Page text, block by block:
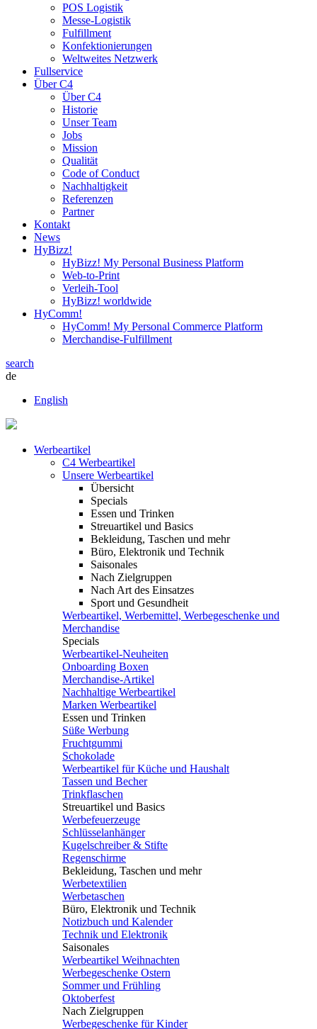
POS Logistik
Messe-Logistik
Fulfillment
Konfektionierungen
Weltweites Netzwerk
Fullservice
Über C4
Über C4
Historie
Unser Team
Jobs
Mission
Qualität
Code of Conduct
Nachhaltigkeit
Referenzen
Partner
Kontakt
News
HyBizz!
HyBizz! My Personal Business Platform
Web-to-Print
Verleih-Tool
HyBizz! worldwide
HyComm!
HyComm! My Personal Commerce Platform
Merchandise-Fulfillment
search
de
English
Werbeartikel
C4 Werbeartikel
Unsere Werbeartikel
Übersicht
Specials
Essen und Trinken
Streuartikel und Basics
Bekleidung, Taschen und mehr
Büro, Elektronik und Technik
Saisonales
Nach Zielgruppen
Nach Art des Einsatzes
Sport und Gesundheit
Werbeartikel, Werbemittel, Werbegeschenke und
Merchandise
Specials
Werbeartikel-Neuheiten
Onboarding Boxen
Merchandise-Artikel
Nachhaltige Werbeartikel
Marken Werbeartikel
Essen und Trinken
Süße Werbung
Fruchtgummi
Schokolade
Werbeartikel für Küche und Haushalt
Tassen und Becher
Trinkflaschen
Streuartikel und Basics
Werbefeuerzeuge
Schlüsselanhänger
Kugelschreiber & Stifte
Regenschirme
Bekleidung, Taschen und mehr
Werbetextilien
Werbetaschen
Büro, Elektronik und Technik
Notizbuch und Kalender
Technik und Elektronik
Saisonales
Werbeartikel Weihnachten
Werbegeschenke Ostern
Sommer und Frühling
Oktoberfest
Nach Zielgruppen
Werbegeschenke für Kinder